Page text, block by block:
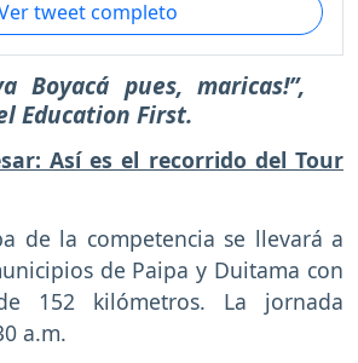
tweet completo
Boyacá pues, maricas!”,
Education First.
Así es el recorrido del Tour
de la competencia se llevará a
de Paipa y Duitama con
152 kilómetros. La jornada
a.m.